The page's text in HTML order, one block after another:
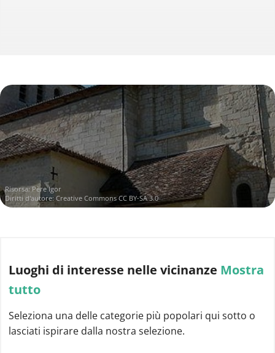
Risorsa:Père Igor
Diritti d'autore: Creative Commons CC BY-SA 3.0
Luoghi di interesse nelle vicinanze Mostra
tutto
Seleziona una delle categorie più popolari qui sotto o
lasciati ispirare dalla nostra selezione.